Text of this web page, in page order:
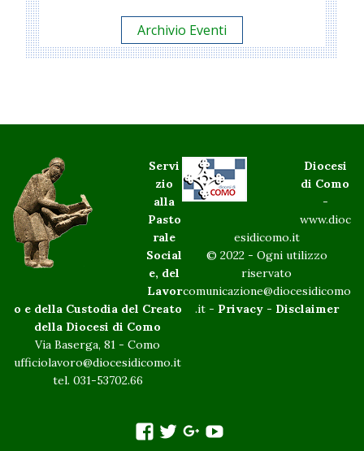
Archivio Eventi
Servi
zio
alla
Pasto
rale
Social
e, del
Lavor
o e della Custodia del Creato
della Diocesi di Como
Via Baserga, 81 - Como
ufficiolavoro@diocesidicomo.it
tel. 031-53702.66
Diocesi
di Como
-
www.dioc
esidicomo.it
© 2022 - Ogni utilizzo
riservato
comunicazione@diocesidicomo
.it - Privacy- Disclaimer
facebook
twittergoogleplus
You